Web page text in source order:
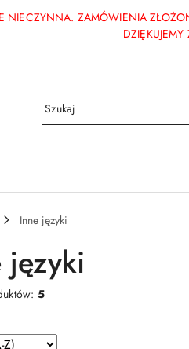
NIECZYNNA. ZAMÓWIENIA
Inne języki
języki
5